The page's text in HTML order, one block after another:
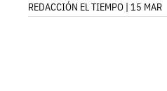
REDACCIÓN EL TIEMPO | 15 MAR